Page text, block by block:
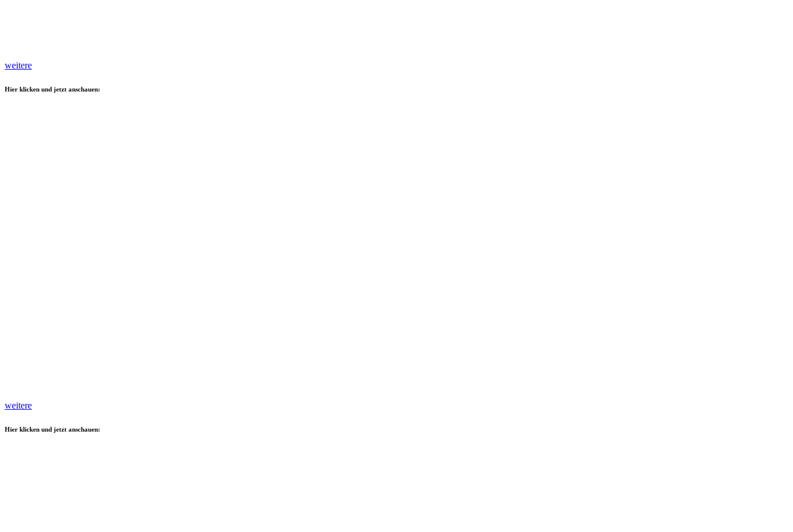
weitere
Hier klicken und jetzt anschauen:
weitere
Hier klicken und jetzt anschauen: